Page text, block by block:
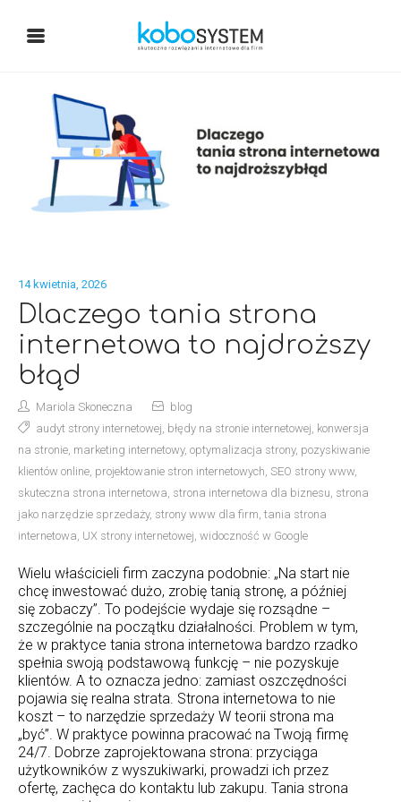
14 kwietnia, 2026
Dlaczego tania strona
internetowa to najdroższy
błąd
Mariola Skoneczna
blog
audyt strony internetowej, błędy na stronie internetowej, konwersja
na stronie, marketing internetowy, optymalizacja strony, pozyskiwanie
klientów online, projektowanie stron internetowych, SEO strony www,
skuteczna strona internetowa, strona internetowa dla biznesu, strona
jako narzędzie sprzedaży, strony www dla firm, tania strona
internetowa, UX strony internetowej, widoczność w Google
Wielu właścicieli firm zaczyna podobnie: „Na start nie
chcę inwestować dużo, zrobię tanią stronę, a później
się zobaczy”. To podejście wydaje się rozsądne –
szczególnie na początku działalności. Problem w tym,
że w praktyce tania strona internetowa bardzo rzadko
spełnia swoją podstawową funkcję – nie pozyskuje
klientów. A to oznacza jedno: zamiast oszczędności
pojawia się realna strata. Strona internetowa to nie
koszt – to narzędzie sprzedaży W teorii strona ma
„być”. W praktyce powinna pracować na Twoją firmę
24/7. Dobrze zaprojektowana strona: przyciąga
użytkowników z wyszukiwarki, prowadzi ich przez
ofertę, zachęca do kontaktu lub zakupu. Tania strona